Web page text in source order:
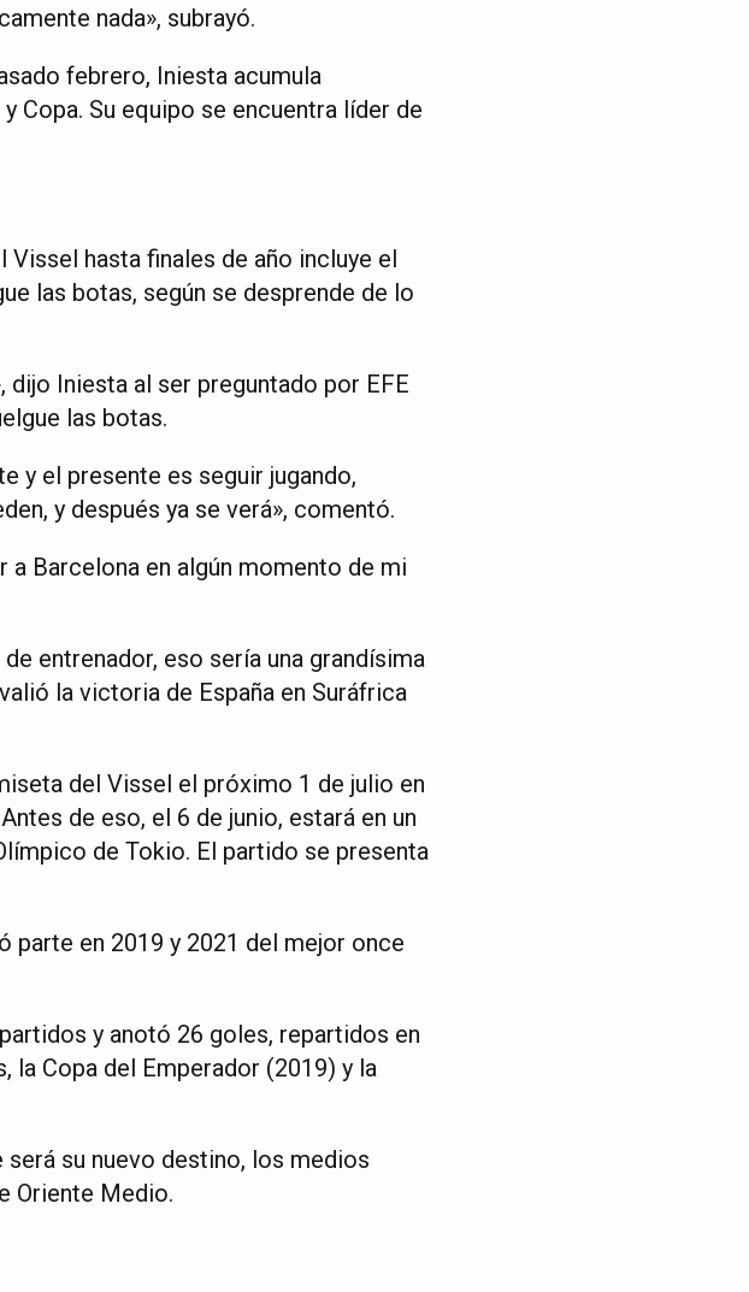
nada», subrayó.
febrero, Iniesta acumula
Copa. Su equipo se encuentra líder de
hasta finales de año incluye el
las botas, según se desprende de lo
Iniesta al ser preguntado por EFE
las botas.
y el presente es seguir jugando,
y después ya se verá», comentó.
Barcelona en algún momento de mi
entrenador, eso sería una grandísima
la victoria de España en Suráfrica
del Vissel el próximo 1 de julio en
de eso, el 6 de junio, estará en un
de Tokio. El partido se presenta
parte en 2019 y 2021 del mejor once
y anotó 26 goles, repartidos en
Copa del Emperador (2019) y la
su nuevo destino, los medios
Oriente Medio.